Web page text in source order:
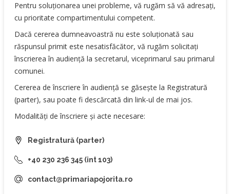
Pentru soluționarea unei probleme, vă rugăm să vă adresați,
cu prioritate compartimentului competent.
Dacă cererea dumneavoastră nu este soluționată sau
răspunsul primit este nesatisfăcător, vă rugăm solicitați
înscrierea în audiență la secretarul, viceprimarul sau primarul
comunei.
Cererea de înscriere în audiență se găsește la Registratură
(parter), sau poate fi descărcată din link-ul de mai jos.
Modalități de înscriere și acte necesare:
Registratură (parter)
+40 230 236 345 (int 103)
contact@primariapojorita.ro